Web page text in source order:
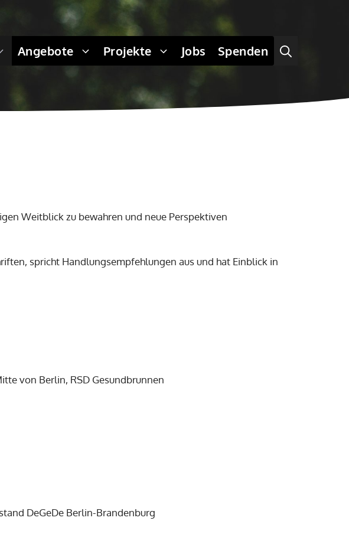
Angebote Projekte Jobs Spenden
Weitblick zu bewahren und neue Perspektiven
spricht Handlungsempfehlungen aus und hat Einblick in
von Berlin, RSD Gesundbrunnen
DeGeDe Berlin-Brandenburg